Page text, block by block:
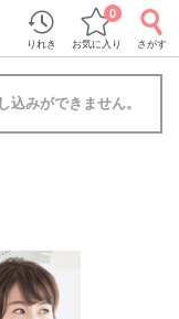
りれき お気に入り
0
さがす
込みができません。